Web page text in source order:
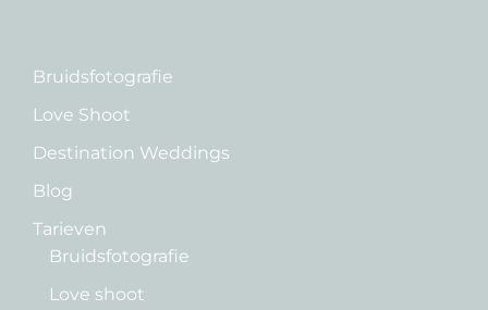
Bruidsfotografie
Love Shoot
Destination Weddings
Blog
Tarieven
Bruidsfotografie
Love shoot